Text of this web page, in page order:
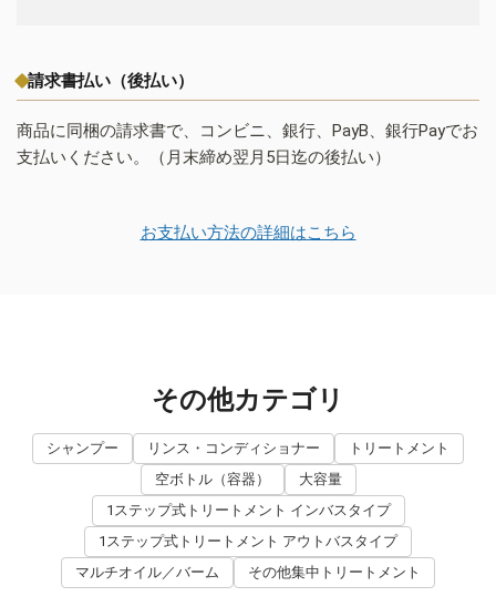
請求書払い（後払い）
商品に同梱の請求書で、コンビニ、銀行、PayB、銀行Payでお
支払いください。（月末締め翌月5日迄の後払い）
お支払い方法の詳細はこちら
その他カテゴリ
シャンプー リンス・コンディショナー
トリートメント
空ボトル（容器）
大容量
1ステップ式トリートメント インバスタイプ
1ステップ式トリートメント アウトバスタイプ
マルチオイル／バーム
その他集中トリートメント